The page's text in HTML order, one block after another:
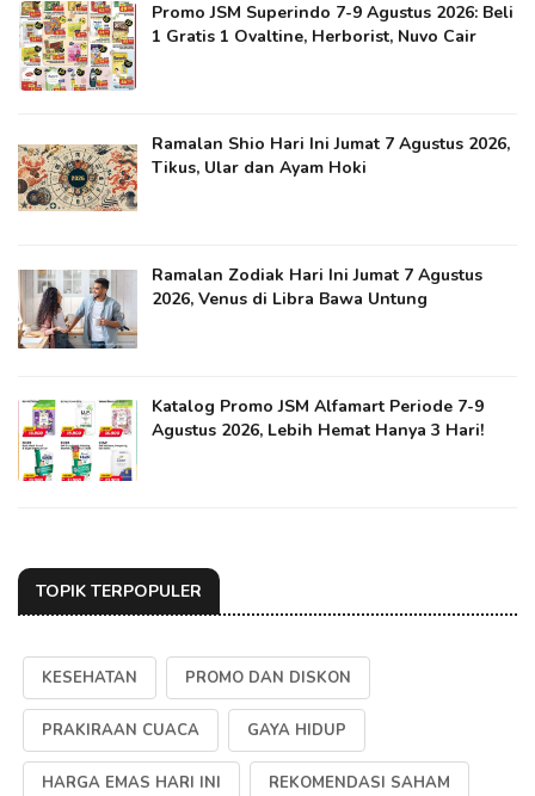
Promo JSM Superindo 7-9 Agustus 2026: Beli
1 Gratis 1 Ovaltine, Herborist, Nuvo Cair
Ramalan Shio Hari Ini Jumat 7 Agustus 2026,
Tikus, Ular dan Ayam Hoki
Ramalan Zodiak Hari Ini Jumat 7 Agustus
2026, Venus di Libra Bawa Untung
Katalog Promo JSM Alfamart Periode 7-9
Agustus 2026, Lebih Hemat Hanya 3 Hari!
TOPIK TERPOPULER
KESEHATAN PROMO DAN DISKON
PRAKIRAAN CUACA GAYA HIDUP
HARGA EMAS HARI INI REKOMENDASI SAHAM